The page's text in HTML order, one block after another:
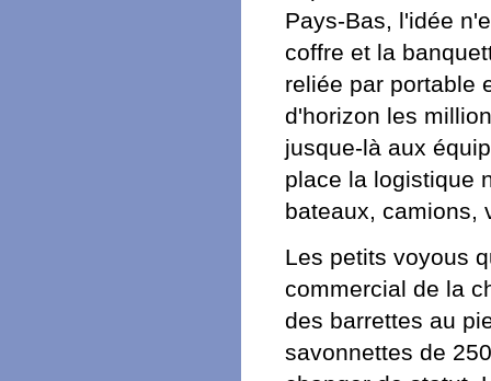
Pays-Bas, l'idée
coffre et la
reliée par portable
d'horizon les
jusque-là aux
place la logistique
bateaux, camions,
Les petits voyous
commercial de la
des barrettes au
savonnettes de